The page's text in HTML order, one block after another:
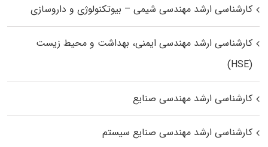
کارشناسی ارشد مهندسی شیمی – بیوتکنولوژی و داروسازی
کارشناسی ارشد مهندسی ایمنی، بهداشت و محیط زیست
(HSE)
کارشناسی ارشد مهندسی صنایع
کارشناسی ارشد مهندسی صنایع سیستم